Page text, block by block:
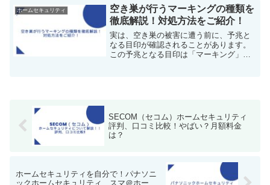
しうよか悩んでいる人方はぜひ参考にし
てください！ホーム...
ホームセキュリティ
空き巣が行うマーキングの種類を
徹底解説！対処方法をご紹介！
実は、空き巣の被害に遭う前に、予兆と
なる目印が確認されることがあります。
この予兆となる目印は「マーキング」と
SECOM（セコム）ホームセキュリティ
評判、口コミ比較！やばい？月額料金
は？
ホームセキュリティを自分で！パナソニ
ックホームセキュリティ スマ＠ホー